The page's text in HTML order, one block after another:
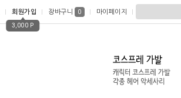
회원가입
3,000 P
장바구니 0 마이페이지